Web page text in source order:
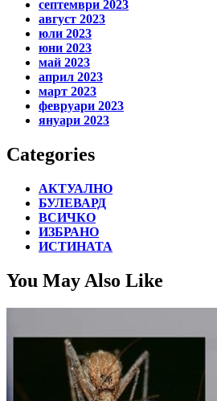
септември 2023
август 2023
юли 2023
юни 2023
май 2023
април 2023
март 2023
февруари 2023
януари 2023
Categories
АКТУАЛНО
БУЛЕВАРД
ВСИЧКО
ИЗБРАНО
ИСТИНАТА
You May Also Like